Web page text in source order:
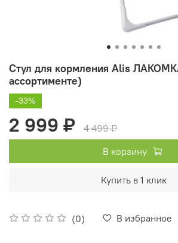
Стул для кормления Alis
ассортименте)
(0) В избранное
-33%
2 999 ₽
4 499 ₽
В корзину
Купить в 1 клик